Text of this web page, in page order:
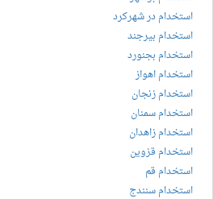
استخدام در شهرکرد
استخدام بیرجند
استخدام بجنورد
استخدام اهواز
استخدام زنجان
استخدام سمنان
استخدام زاهدان
استخدام قزوین
استخدام قم
استخدام سنندج